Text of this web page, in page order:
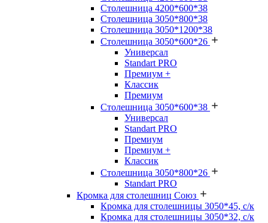
Столешница 4200*600*38
Столешница 3050*800*38
Столешница 3050*1200*38
Столешница 3050*600*26
Универсал
Standart PRO
Премиум +
Классик
Премиум
Столешница 3050*600*38
Универсал
Standart PRO
Премиум
Премиум +
Классик
Столешница 3050*800*26
Standart PRO
Кромка для столешниц Союз
Кромка для столешницы 3050*45, с/к
Кромка для столешницы 3050*32, с/к